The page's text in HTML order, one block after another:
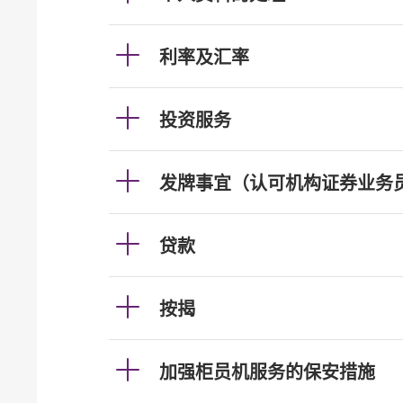
利率及汇率
投资服务
发牌事宜（认可机构证券业务
贷款
按揭
加强柜员机服务的保安措施